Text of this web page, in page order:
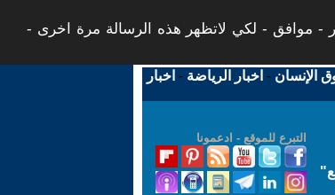
- موافق - لكي لاتظهر هذه الرسالة مرة اخرى -
الإنسان - اخبار الرياضة - اخبار
التبرع للموقع - ادعمونا
"